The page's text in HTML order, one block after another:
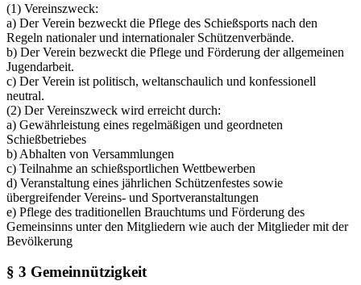
(1) Vereinszweck:
a) Der Verein bezweckt die Pflege des Schießsports nach den
Regeln nationaler und internationaler Schützenverbände.
b) Der Verein bezweckt die Pflege und Förderung der allgemeinen
Jugendarbeit.
c) Der Verein ist politisch, weltanschaulich und konfessionell
neutral.
(2) Der Vereinszweck wird erreicht durch:
a) Gewährleistung eines regelmäßigen und geordneten
Schießbetriebes
b) Abhalten von Versammlungen
c) Teilnahme an schießsportlichen Wettbewerben
d) Veranstaltung eines jährlichen Schützenfestes sowie
übergreifender Vereins- und Sportveranstaltungen
e) Pflege des traditionellen Brauchtums und Förderung des
Gemeinsinns unter den Mitgliedern wie auch der Mitglieder mit der
Bevölkerung
§ 3 Gemeinnützigkeit